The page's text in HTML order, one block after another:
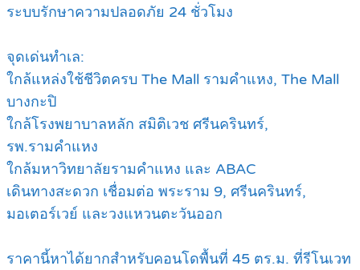
ระบบรักษาความปลอดภัย 24 ชั่วโมง
จุดเด่นทำเล:
ใกล้แหล่งใช้ชีวิตครบ The Mall รามคำแหง, The Mall
บางกะปิ
ใกล้โรงพยาบาลหลัก สมิติเวช ศรีนครินทร์,
รพ.รามคำแหง
ใกล้มหาวิทยาลัยรามคำแหง และ ABAC
เดินทางสะดวก เชื่อมต่อ พระราม 9, ศรีนครินทร์,
มอเตอร์เวย์ และวงแหวนตะวันออก
ราคานี้หาได้ยากสำหรับคอนโดพื้นที่ 45 ตร.ม. ที่รีโนเวท